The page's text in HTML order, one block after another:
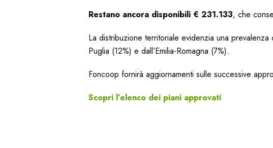
Restano ancora disponibili € 231.133, che
La distribuzione territoriale evidenzia una
Puglia (12%) e dall’Emilia-Romagna (7%).
Foncoop fornirà aggiornamenti sulle successive
Scopri l’elenco dei piani approvati